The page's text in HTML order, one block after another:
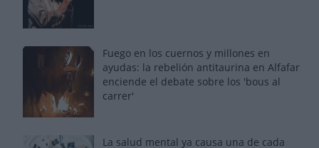
Fuego en los cuernos y millones en
ayudas: la rebelión antitaurina en Alfafar
enciende el debate sobre los 'bous al
carrer'
La salud mental ya causa una de cada